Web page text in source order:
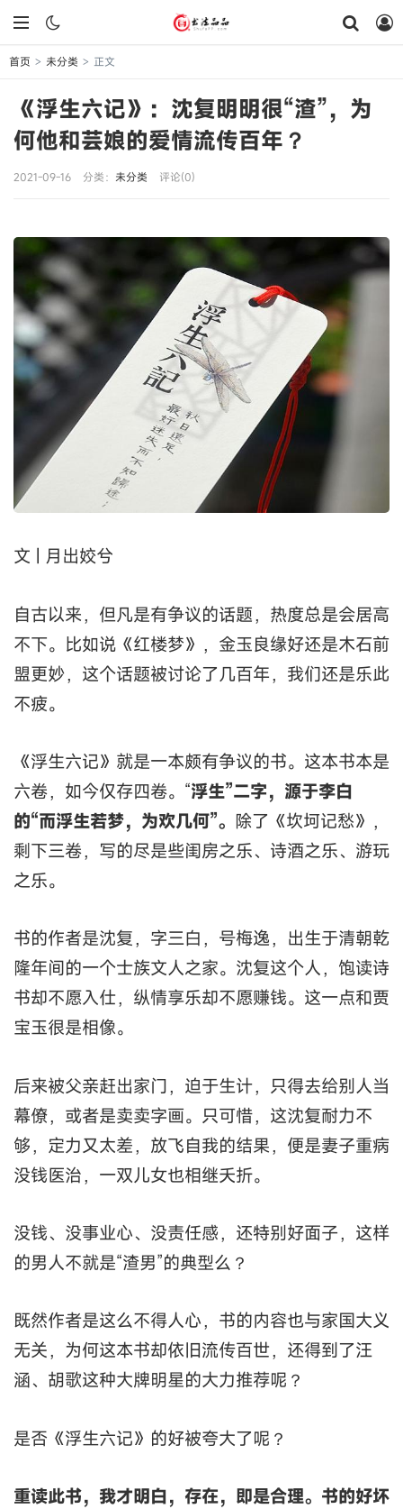
首页 > 未分类 > 正文
《浮生六记》：沈复明明很“渣”，为
何他和芸娘的爱情流传百年？
2021-09-16 分类： 未分类 评论(0)
文 | 月出姣兮
自古以来，但凡是有争议的话题，热度总是会居高
不下。比如说《红楼梦》，金玉良缘好还是木石前
盟更妙，这个话题被讨论了几百年，我们还是乐此
不疲。
《浮生六记》就是一本颇有争议的书。这本书本是
六卷，如今仅存四卷。“浮生”二字，源于李白
的“而浮生若梦，为欢几何”。 除了《坎坷记愁》，
剩下三卷，写的尽是些闺房之乐、诗酒之乐、游玩
之乐。
书的作者是沈复，字三白，号梅逸，出生于清朝乾
隆年间的一个士族文人之家。沈复这个人，饱读诗
书却不愿入仕，纵情享乐却不愿赚钱。这一点和贾
宝玉很是相像。
后来被父亲赶出家门，迫于生计，只得去给别人当
幕僚，或者是卖卖字画。只可惜，这沈复耐力不
够，定力又太差，放飞自我的结果，便是妻子重病
没钱医治，一双儿女也相继夭折。
没钱、没事业心、没责任感，还特别好面子，这样
的男人不就是“渣男”的典型么？
既然作者是这么不得人心，书的内容也与家国大义
无关，为何这本书却依旧流传百世，还得到了汪
涵、胡歌这种大牌明星的大力推荐呢？
是否《浮生六记》的好被夸大了呢？
重读此书，我才明白，存在，即是合理。书的好坏